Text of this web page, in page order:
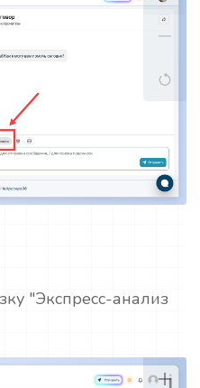
"Экспресс-анализ